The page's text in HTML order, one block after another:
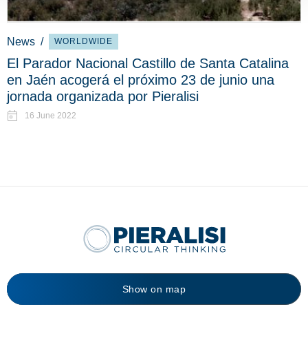
News / WORLDWIDE
El Parador Nacional Castillo de Santa Catalina
en Jaén acogerá el próximo 23 de junio una
jornada organizada por Pieralisi
16 June 2022
Show on map